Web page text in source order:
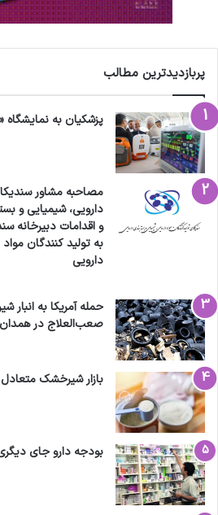
پربازدیدترین مطالب
پزشکیان به نمایشگاه
مصاحبه مشاور
دارویی، شیمیایی و
و اقدامات دبیرخانه
به تولید کنندگان
دارویی
حمله آمریکا به انبار
صعب‌العلاج در همدان
بازار شیرخشک
بودجه دارو جای